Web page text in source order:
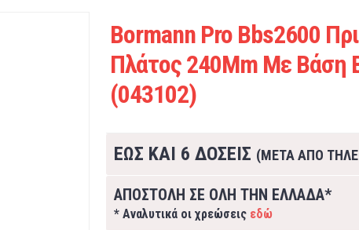
Bormann Pro Bbs2600
Πλάτος 240Mm Με Βάση
(043102)
ΕΩΣ ΚΑΙ 6 ΔΟΣΕΙΣ (ΜΕΤΑ ΑΠΟ
ΑΠΟΣΤΟΛΗ ΣΕ ΟΛΗ ΤΗΝ ΕΛΛΑΔΑ*
* Αναλυτικά οι χρεώσεις εδώ